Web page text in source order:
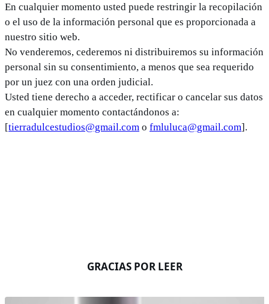
En cualquier momento usted puede restringir la recopilación
o el uso de la información personal que es proporcionada a
nuestro sitio web.
No venderemos, cederemos ni distribuiremos su información
personal sin su consentimiento, a menos que sea requerido
por un juez con una orden judicial.
Usted tiene derecho a acceder, rectificar o cancelar sus datos
en cualquier momento contactándonos a:
[tierradulcestudios@gmail.com o fmluluca@gmail.com].
GRACIAS POR LEER